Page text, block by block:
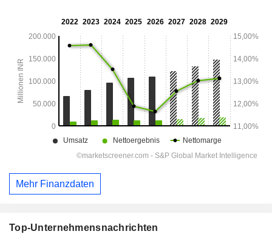
Mehr Finanzdaten
Top-Unternehmensnachrichten